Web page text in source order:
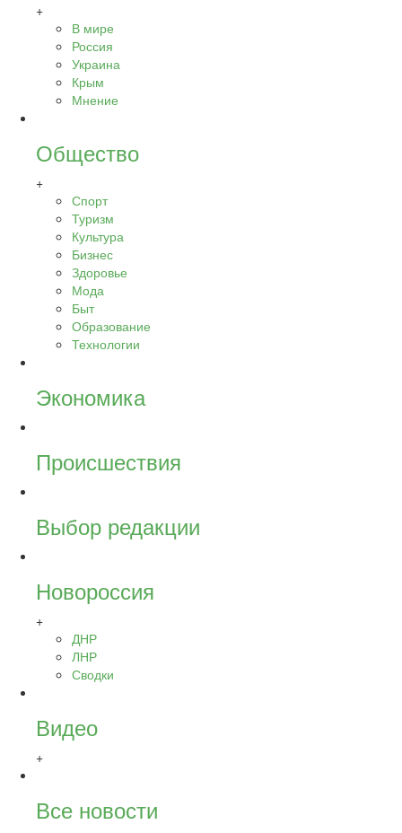
+
В мире
Россия
Украина
Крым
Мнение
Общество
+
Спорт
Туризм
Культура
Бизнес
Здоровье
Мода
Быт
Образование
Технологии
Экономика
Происшествия
Выбор редакции
Новороссия
+
ДНР
ЛНР
Сводки
Видео
+
Все новости